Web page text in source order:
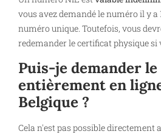
vous avez demandé le numéro il y a
numéro unique. Toutefois, vous
redemander le certificat physique si
Puis-je demander
entièrement en
Belgique ?
Cela n'est pas possible directement